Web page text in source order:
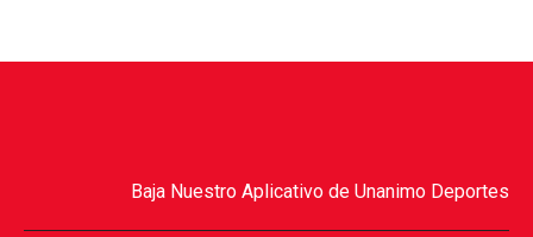
Baja Nuestro Aplicativo de Unanimo Deportes